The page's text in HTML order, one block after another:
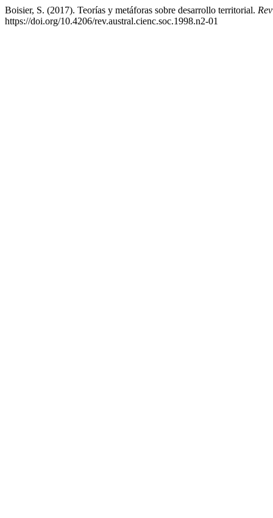
Boisier, S. (2017). Teorías y metáforas sobre desarrollo territorial.
https://doi.org/10.4206/rev.austral.cienc.soc.1998.n2-01